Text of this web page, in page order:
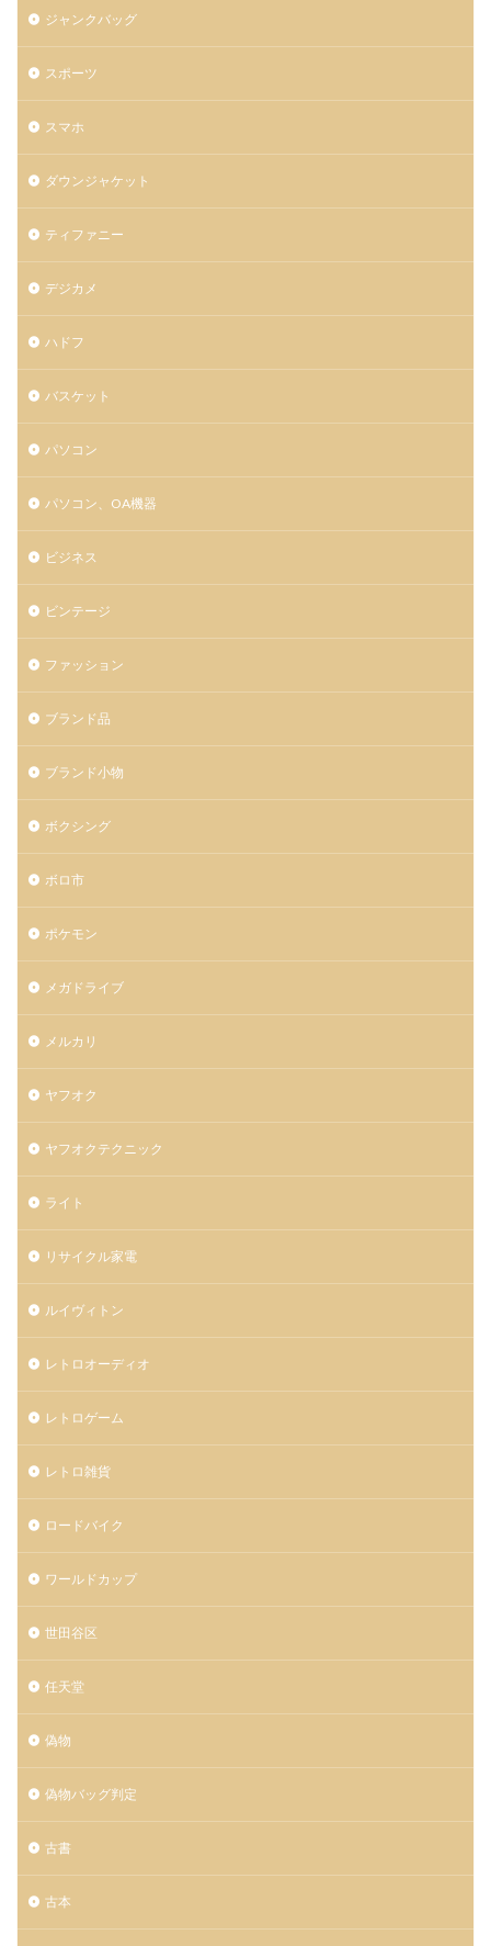
ジャンクバッグ
スポーツ
スマホ
ダウンジャケット
ティファニー
デジカメ
ハドフ
バスケット
パソコン
パソコン、OA機器
ビジネス
ビンテージ
ファッション
ブランド品
ブランド小物
ボクシング
ボロ市
ポケモン
メガドライブ
メルカリ
ヤフオク
ヤフオクテクニック
ライト
リサイクル家電
ルイヴィトン
レトロオーディオ
レトロゲーム
レトロ雑貨
ロードバイク
ワールドカップ
世田谷区
任天堂
偽物
偽物バッグ判定
古書
古本